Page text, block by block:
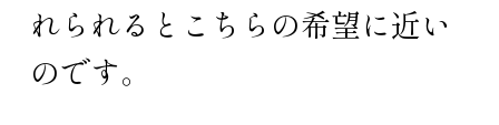
れられるとこちらの希望に近い
のです。